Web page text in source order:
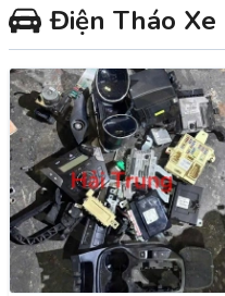
Điện Tháo Xe